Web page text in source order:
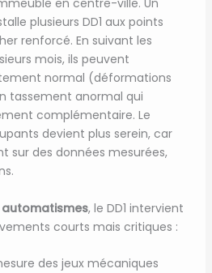
en centre-ville. Un
plusieurs DD1 aux points
renforcé. En suivant les
mois, ils peuvent
normal (déformations
tassement anormal qui
complémentaire. Le
devient plus serein, car
sur des données mesurées,
, le DD1 intervient
courts mais critiques :
des jeux mécaniques